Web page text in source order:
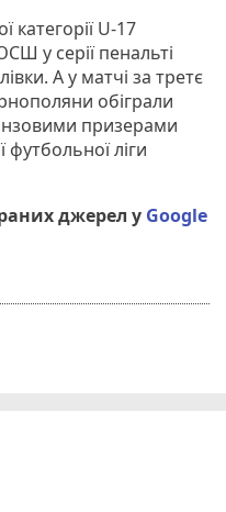
категорії U-17
у серії пенальті
А у матчі за третє
обіграли
призерами
ліги
джерел у Google